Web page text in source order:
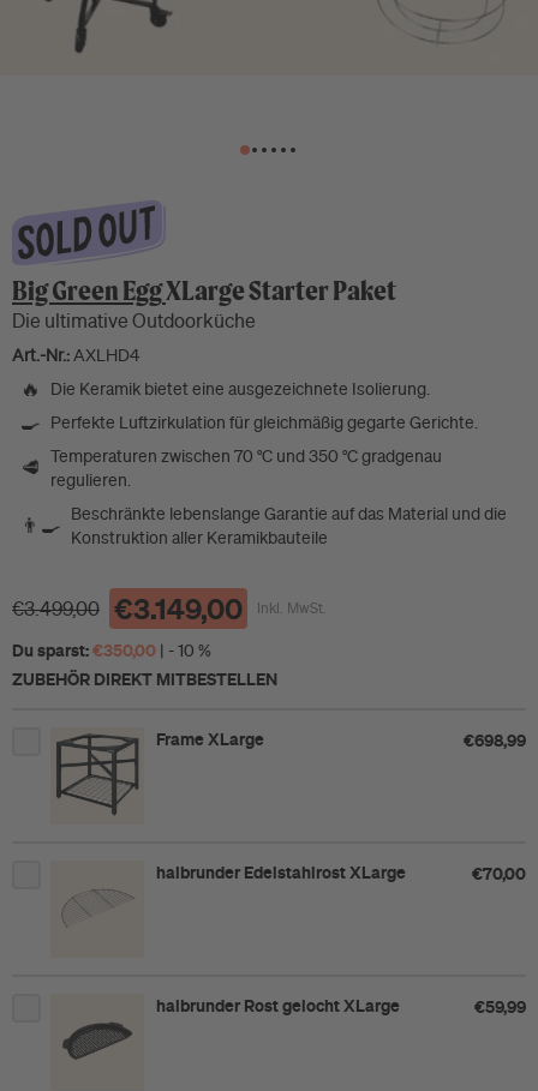
Big Green EggXLarge Starter Paket
Die ultimative Outdoorküche
Art.-Nr.: AXLHD4
🔥 Die Keramik bietet eine ausgezeichnete Isolierung.
🍳 Perfekte Luftzirkulation für gleichmäßig gegarte Gerichte.
🥩
Temperaturen zwischen 70 °C und 350 °C gradgenau
regulieren.
👨‍🍳
Beschränkte lebenslange Garantie auf das Material und die
Konstruktion aller Keramikbauteile
€3.499,00 €3.149,00 Inkl. MwSt.
Du sparst:€350,00 | - 10 %
ZUBEHÖR DIREKT MITBESTELLEN
Frame XLarge €698,99
halbrunder Edelstahlrost XLarge €70,00
halbrunder Rost gelocht XLarge €59,99